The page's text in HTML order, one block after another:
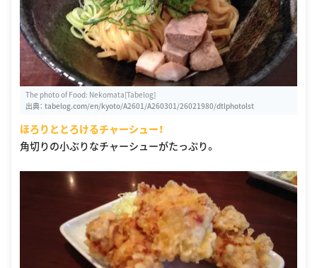
The photo of Food: Nekomata[Tabelog]
出典： tabelog.com/en/kyoto/A2601/A260301/26021980/dtlphotolst
ほろりととろけるチャーシュー！
角切りの小ぶりなチャーシューがたっぷり。